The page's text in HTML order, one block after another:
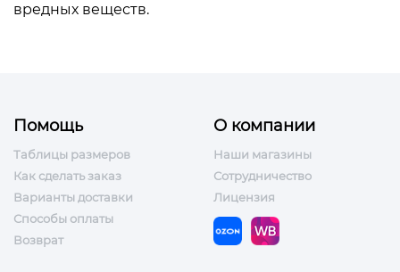
вредных веществ.
Помощь
Таблицы размеров
Как сделать заказ
Варианты доставки
Способы оплаты
Возврат
О компании
Наши магазины
Сотрудничество
Лицензия